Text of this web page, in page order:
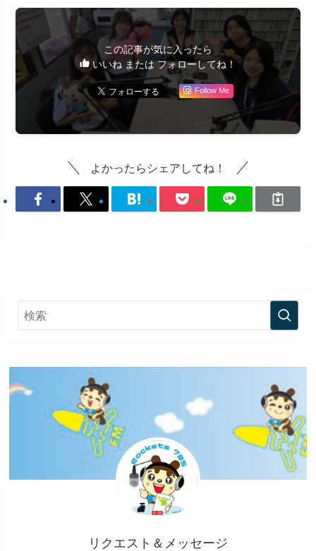
この記事が気に入ったら
いいね または フォローしてね！
Follow Me
よかったらシェアしてね！
リクエスト＆メッセージ